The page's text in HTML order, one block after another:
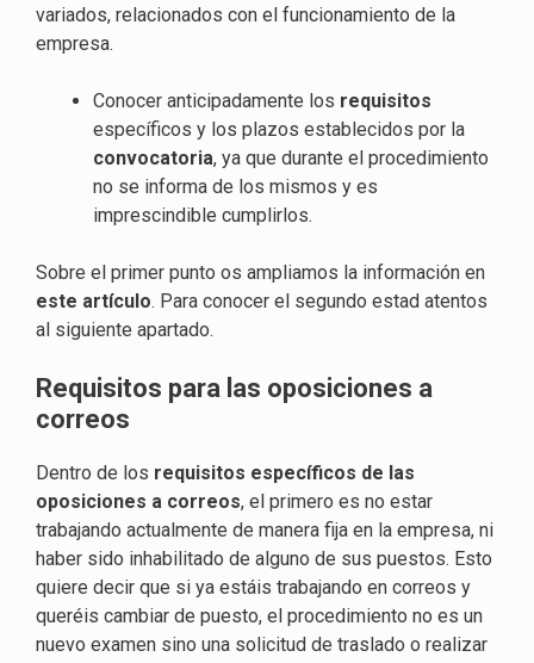
variados, relacionados con el funcionamiento de la
empresa.
Conocer anticipadamente los requisitos
específicos y los plazos establecidos por la
convocatoria, ya que durante el procedimiento
no se informa de los mismos y es
imprescindible cumplirlos.
Sobre el primer punto os ampliamos la información en
este artículo. Para conocer el segundo estad atentos
al siguiente apartado.
Requisitos para las oposiciones a
correos
Dentro de los requisitos específicos de las
oposiciones a correos, el primero es no estar
trabajando actualmente de manera fija en la empresa, ni
haber sido inhabilitado de alguno de sus puestos. Esto
quiere decir que si ya estáis trabajando en correos y
queréis cambiar de puesto, el procedimiento no es un
nuevo examen sino una solicitud de traslado o realizar